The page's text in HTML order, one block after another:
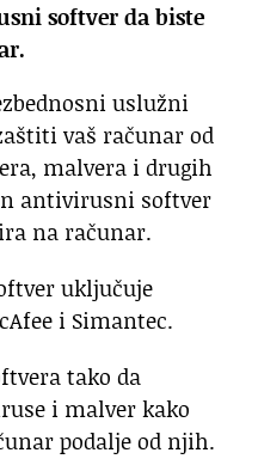
softver da biste
uslužni
vaš računar od
malvera i drugih
antivirusni softver
na računar.
uključuje
i Simantec.
tako da
i malver kako
podalje od njih.